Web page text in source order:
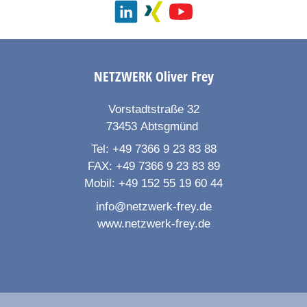
NETZWERKOliver Frey
Vorstadtstraße 32
73453 Abtsgmünd
Tel: +49 7366 9 23 83 88
FAX: +49 7366 9 23 83 89
Mobil: +49 152 55 19 60 44
info@netzwerk-frey.de
www.netzwerk-frey.de